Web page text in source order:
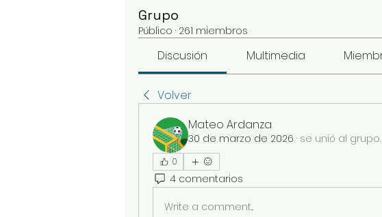
Grupo
Público · 261 miembros
Discusión Multimedia
Volver
Mateo Ardanza
30 de marzo de 2026 · se unió al grupo.
0
4 comentarios
Write a comment...